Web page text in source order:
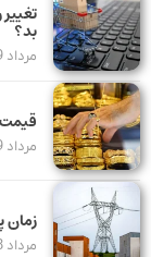
بد؟
مرداد 19, 1405
قیمت
مرداد 19, 1405
زمان
مرداد 18, 1405